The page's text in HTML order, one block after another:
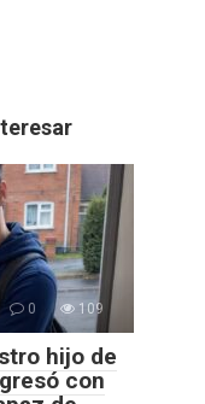
0 109
hijo de
con